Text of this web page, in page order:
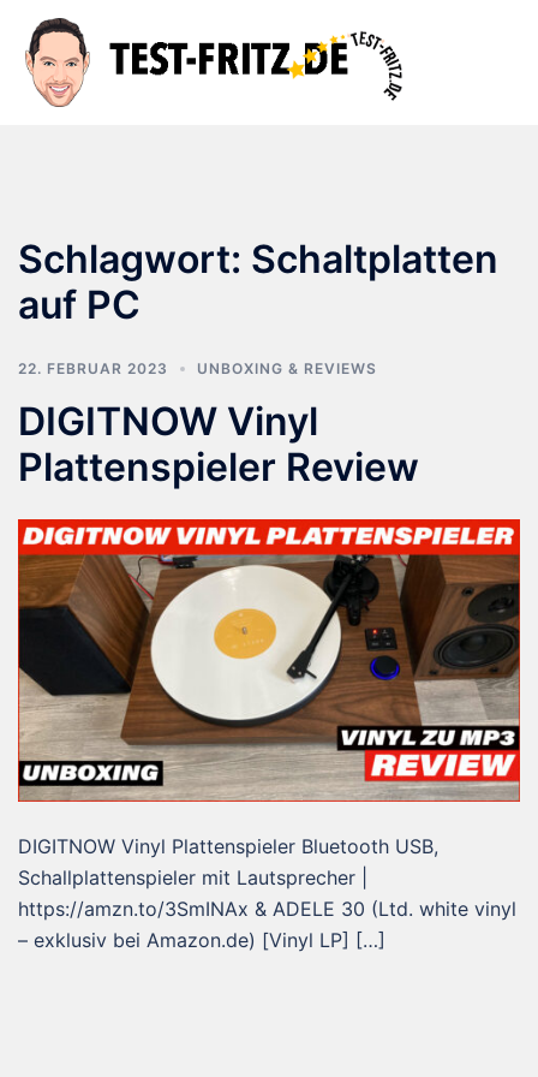
Inhalt
springen
Schlagwort: Schaltplatten
auf PC
22. FEBRUAR 2023 UNBOXING & REVIEWS
DIGITNOW Vinyl
Plattenspieler Review
DIGITNOW Vinyl Plattenspieler Bluetooth USB,
Schallplattenspieler mit Lautsprecher |
https://amzn.to/3SmINAx & ADELE 30 (Ltd. white vinyl
– exklusiv bei Amazon.de) [Vinyl LP] […]